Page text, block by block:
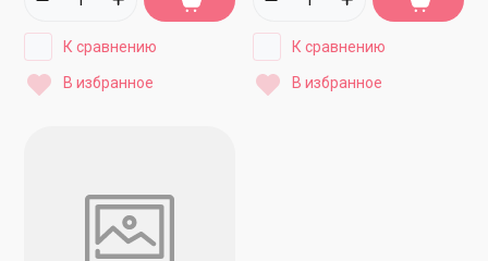
К сравнению
В избранное
К сравнению
В избранное